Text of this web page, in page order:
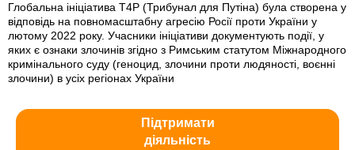
Глобальна ініціатива T4P (Трибунал для Путіна) була створена у
відповідь на повномасштабну агресію Росії проти України у
лютому 2022 року. Учасники ініціативи документують події, у
яких є ознаки злочинів згідно з Римським статутом Міжнародного
кримінального суду (геноцид, злочини проти людяності, воєнні
злочини) в усіх регіонах України
Підтримати
діяльність